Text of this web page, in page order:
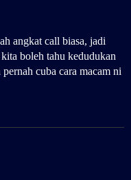
angkat call biasa, jadi
boleh tahu kedudukan
cuba cara macam ni